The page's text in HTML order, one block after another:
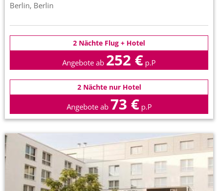
Berlin, Berlin
2 Nächte Flug + Hotel
Angebote ab 252 € p.P
2 Nächte nur Hotel
Angebote ab 73 € p.P